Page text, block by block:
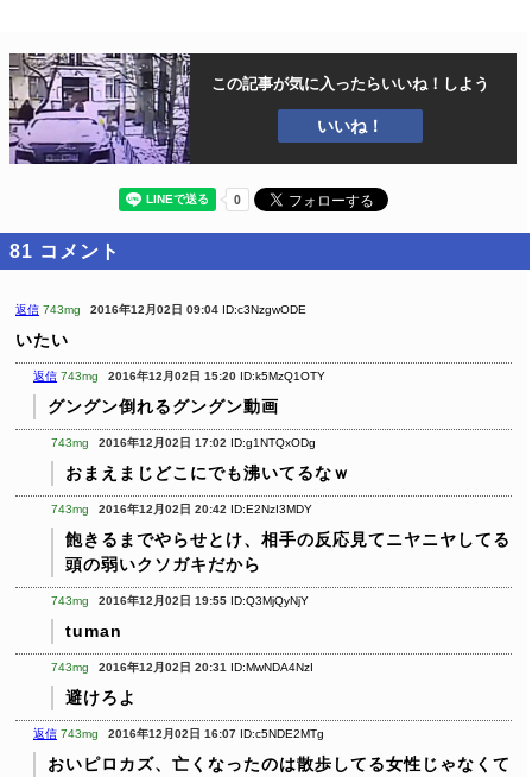
この記事が気に入ったらいいね！しよう
いいね！
81 コメント
返信 743mg 2016年12月02日 09:04 ID:c3NzgwODE
いたい
返信 743mg 2016年12月02日 15:20 ID:k5MzQ1OTY
グングン倒れるグングン動画
743mg 2016年12月02日 17:02 ID:g1NTQxODg
おまえまじどこにでも沸いてるなｗ
743mg 2016年12月02日 20:42 ID:E2NzI3MDY
飽きるまでやらせとけ、相手の反応見てニヤニヤしてる
頭の弱いクソガキだから
743mg 2016年12月02日 19:55 ID:Q3MjQyNjY
tuman
743mg 2016年12月02日 20:31 ID:MwNDA4NzI
避けろよ
返信 743mg 2016年12月02日 16:07 ID:c5NDE2MTg
おいピロカズ、亡くなったのは散歩してる女性じゃなくて